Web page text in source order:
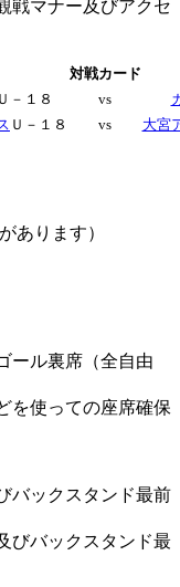
戦マナー及びアクセ
対戦カード
Ｕ－１８ vs
Ｕ－１８ vs 大宮
あります）
ール裏席（全自由
を使っての座席確保
バックスタンド最前
びバックスタンド最